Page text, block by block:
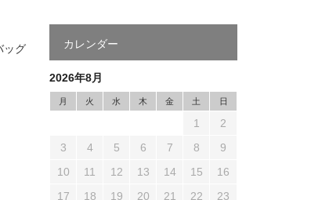
ッグ
カレンダー
2026年8月
月 火 水 木 金 土 日
1
2
3
4 5 6 7 8
9
10
11 12 13 14 15
16
17
18 19 20 21 22 23